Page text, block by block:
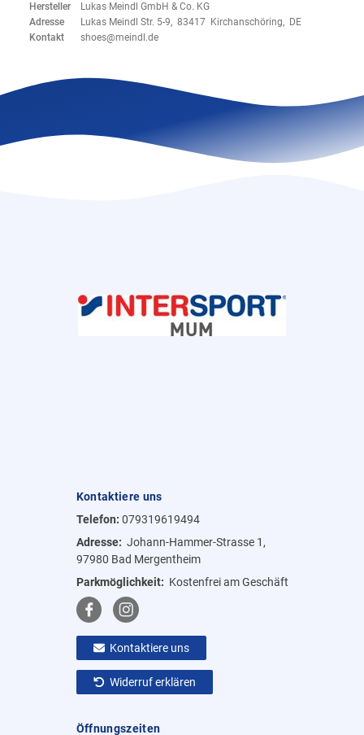
Hersteller
Lukas Meindl GmbH & Co. KG
Adresse
Lukas Meindl Str. 5-9, 83417 Kirchanschöring, DE
Kontakt
shoes@meindl.de
Kontaktiere uns
Telefon: 079319619494
Adresse: Johann-Hammer-Strasse 1,
97980 Bad Mergentheim
Parkmöglichkeit: Kostenfrei am Geschäft
Kontaktiere uns
Widerruf erklären
Öffnungszeiten